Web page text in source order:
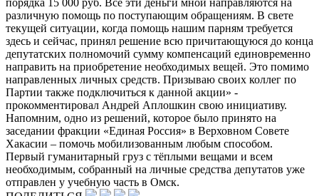
различную помощь по поступающим обращениям. В свете
текущей ситуации, когда помощь нашим парням требуется
здесь и сейчас, принял решение всю причитающуюся до конца
депутатских полномочий сумму компенсаций единовременно
направить на приобретение необходимых вещей. Это помимо
направленных личных средств. Призываю своих коллег по
Партии также подключиться к данной акции» -
прокомментировал Андрей Аплошкин свою инициативу.
Напомним, одно из решений, которое было принято на
заседании фракции «Единая Россия» в Верховном Совете
Хакасии – помочь мобилизованным любым способом.
Первый гуманитарный груз с тёплыми вещами и всем
необходимым, собранный на личные средства депутатов уже
отправлен у учебную часть в Омск.